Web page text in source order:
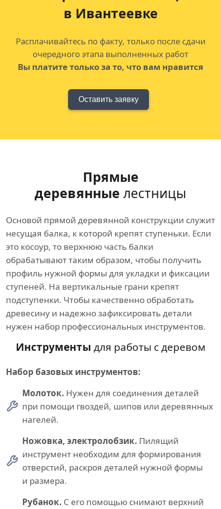
в Ивантеевке
Расплачивайтесь по факту, только после сдачи
очередного этапа выполненных работ
Вы платите только за то, что вам нравится
Оставить заявку
Прямые
деревянные лестницы
Основой прямой деревянной конструкции служит
несущая балка, к которой крепят ступеньки. Если
это косоур, то верхнюю часть балки
обрабатывают таким образом, чтобы получить
профиль нужной формы для укладки и фиксации
ступеней. На вертикальные грани крепят
подступенки. Чтобы качественно обработать
древесину и надежно зафиксировать детали
нужен набор профессиональных инструментов.
Инструменты для работы с деревом
Набор базовых инструментов:
Молоток. Нужен для соединения деталей
при помощи гвоздей, шипов или деревянных
нагелей.
Ножовка, электролобзик. Пилящий
инструмент необходим для формирования
отверстий, раскроя деталей нужной формы
и размера.
Рубанок. С его помощью снимают верхний